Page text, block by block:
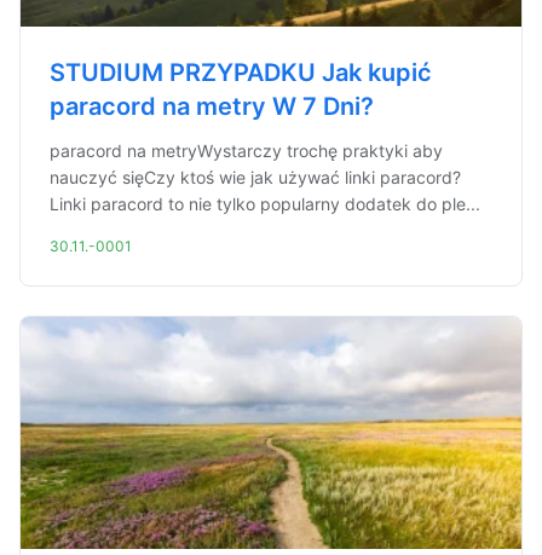
STUDIUM PRZYPADKU Jak kupić
paracord na metry W 7 Dni?
paracord na metryWystarczy trochę praktyki aby
nauczyć sięCzy ktoś wie jak używać linki paracord?
Linki paracord to nie tylko popularny dodatek do ple...
30.11.-0001